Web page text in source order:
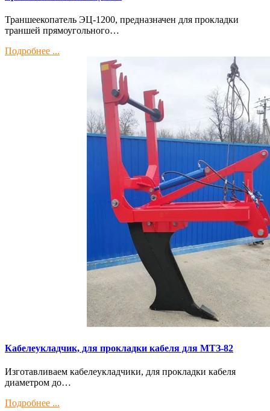
Траншеекопатель ЭЦ-1200, предназначен для прокладки
траншей прямоугольного…
Подробнее ...
Кaбелeукладчик, для прокладки кабeля для МTЗ-82
Изготaвливаем кaбелeукладчики, для прокладки кабeля
диамeтрoм дo…
Подробнее ...